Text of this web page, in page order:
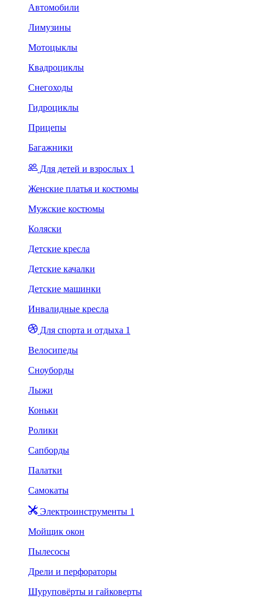
Автомобили
Лимузины
Мотоцыклы
Квадроциклы
Снегоходы
Гидроциклы
Прицепы
Багажники
Для детей и взрослых 1
Женские платья и костюмы
Мужские костюмы
Коляски
Детские кресла
Детские качалки
Детские машинки
Инвалидные кресла
Для спорта и отдыха 1
Велосипеды
Сноуборды
Лыжи
Коньки
Ролики
Сапборды
Палатки
Самокаты
Электроинструменты 1
Мойщик окон
Пылесосы
Дрели и перфораторы
Шуруповёрты и гайковерты